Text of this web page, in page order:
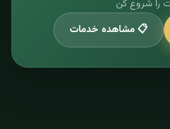
را شروع کن
📋 مشاهده خدمات